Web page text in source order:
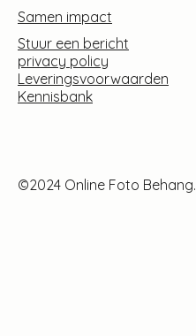
Samen impact
Stuur een bericht
privacy policy
Leveringsvoorwaarden
Kennisbank
©2024 Online Foto Behang.